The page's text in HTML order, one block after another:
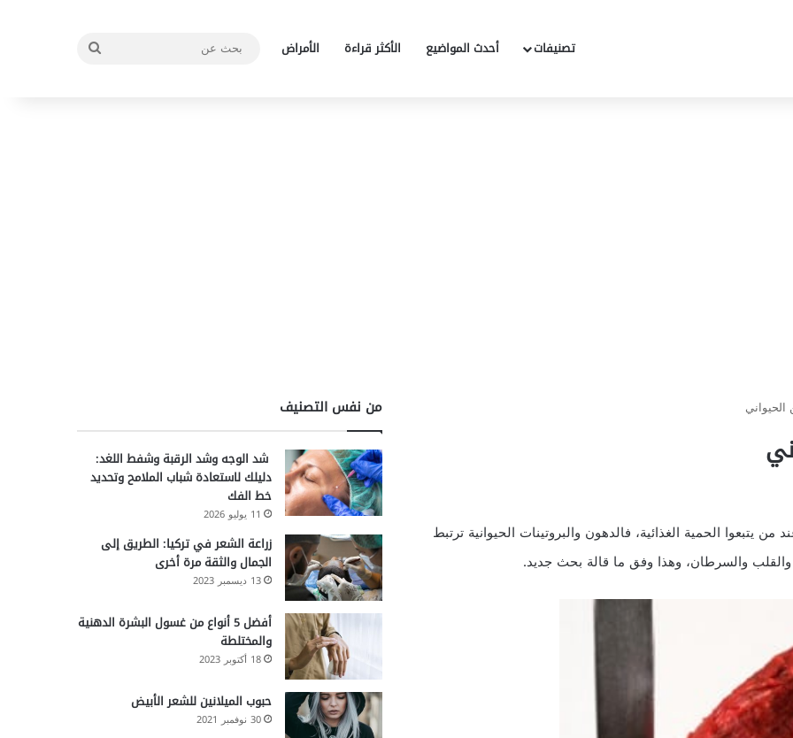
تصنيفات أحدث المواضيع الأكثر قراءة الأمراض
يتبعوا الحمية الغذائية، فالدهون والبروتينات الحيوانية ترتبط
والقلب والسرطان، وهذا وفق ما قالة بحث جديد.
من نفس التصنيف
شد الوجه وشد الرقبة وشفط اللغد:
دليلك لاستعادة شباب الملامح وتحديد
خط الفك
11 يوليو 2026
زراعة الشعر في تركيا: الطريق إلى
الجمال والثقة مرة أخرى
13 ديسمبر 2023
أفضل 5 أنواع من غسول البشرة الدهنية
والمختلطة
18 أكتوبر 2023
حبوب الميلانين للشعر الأبيض
30 نوفمبر 2021